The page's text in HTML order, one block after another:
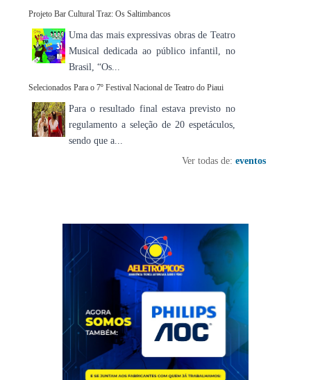
Projeto Bar Cultural Traz: Os Saltimbancos
Uma das mais expressivas obras de Teatro
Musical dedicada ao público infantil, no
Brasil, “Os...
Selecionados Para o 7º Festival Nacional de Teatro do Piaui
Para o resultado final estava previsto no
regulamento a seleção de 20 espetáculos,
sendo que a...
Ver todas de: eventos